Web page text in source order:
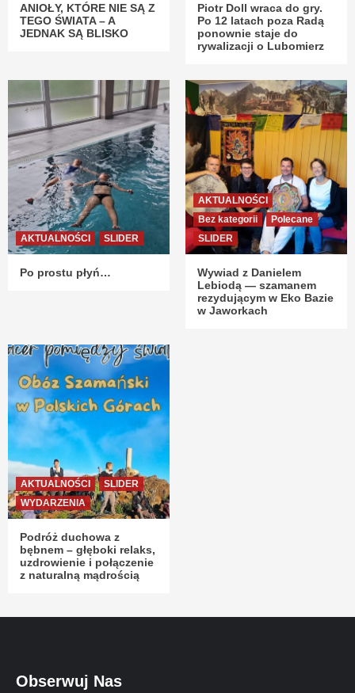
ANIOŁY, KTÓRE NIE SĄ Z
TEGO ŚWIATA – A
JEDNAK SĄ BLISKO
Piotr Doll wraca do gry.
Po 12 latach poza Radą
ponownie staje do
rywalizacji o Lubomierz
AKTUALNOŚCI SLIDER
Po prostu płyń…
AKTUALNOŚCI
Bez kategorii
Polecane
SLIDER
Wywiad z Danielem
Lebiodą — szamanem
rezydującym w Eko Bazie
w Jaworkach
AKTUALNOŚCI
SLIDER
WYDARZENIA
Podróż duchowa z
bębnem – głęboki relaks,
uzdrowienie i połączenie
z naturalną mądrością
Obserwuj Nas